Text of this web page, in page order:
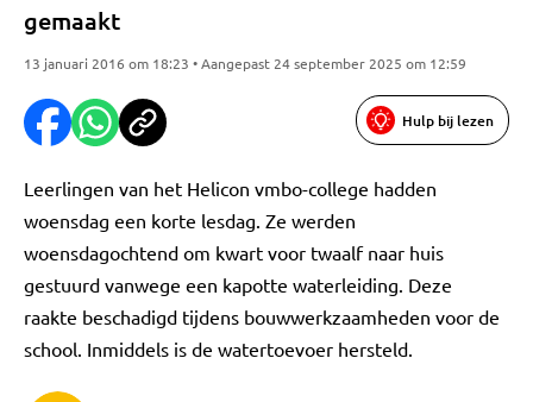
gemaakt
13 januari 2016 om 18:23 • Aangepast 24 september 2025 om 12:59
Hulp bij lezen
Leerlingen van het Helicon vmbo-college hadden
woensdag een korte lesdag. Ze werden
woensdagochtend om kwart voor twaalf naar huis
gestuurd vanwege een kapotte waterleiding. Deze
raakte beschadigd tijdens bouwwerkzaamheden voor de
school. Inmiddels is de watertoevoer hersteld.